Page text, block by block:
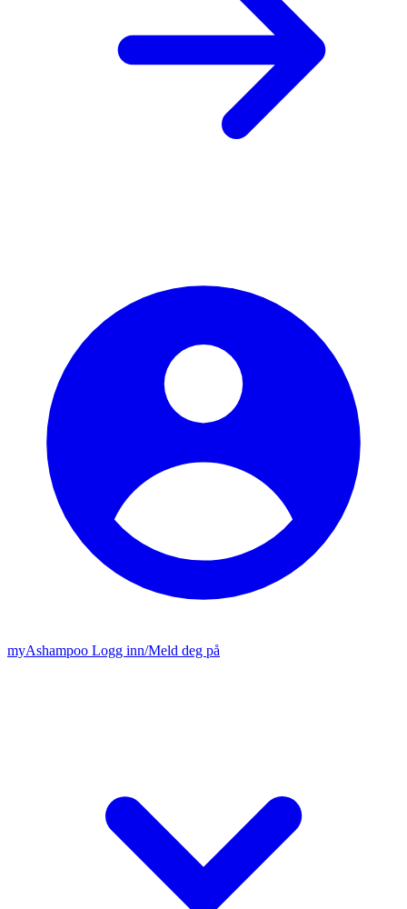
myAshampoo Logg inn/Meld deg på